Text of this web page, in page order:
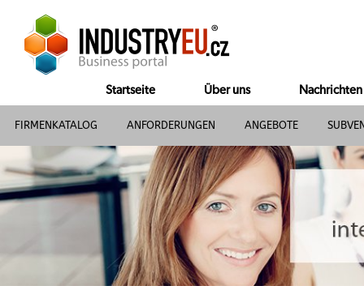
Startseite Über uns Nachrichten
FIRMENKATALOG ANFORDERUNGEN ANGEBOTE